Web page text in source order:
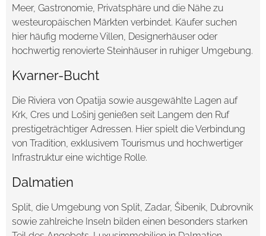
Meer, Gastronomie, Privatsphäre und die Nähe zu
westeuropäischen Märkten verbindet. Käufer suchen
hier häufig moderne Villen, Designerhäuser oder
hochwertig renovierte Steinhäuser in ruhiger Umgebung.
Kvarner-Bucht
Die Riviera von Opatija sowie ausgewählte Lagen auf
Krk, Cres und Lošinj genießen seit Langem den Ruf
prestigeträchtiger Adressen. Hier spielt die Verbindung
von Tradition, exklusivem Tourismus und hochwertiger
Infrastruktur eine wichtige Rolle.
Dalmatien
Split, die Umgebung von Split, Zadar, Šibenik, Dubrovnik
sowie zahlreiche Inseln bilden einen besonders starken